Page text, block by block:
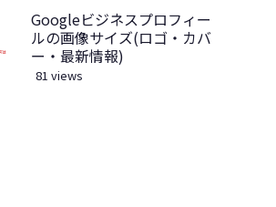
Googleビジネスプロフィー
ルの画像サイズ(ロゴ・カバ
ー・最新情報)
81 views